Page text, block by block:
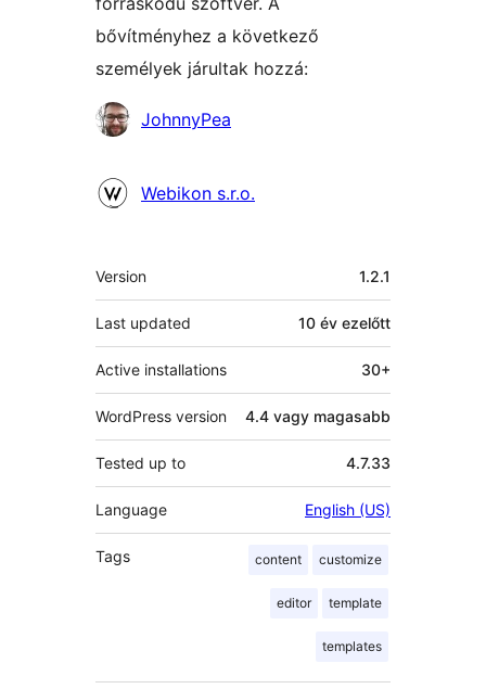
bővítményhez a következő
személyek járultak hozzá:
Közreműködők
JohnnyPea
Webikon s.r.o.
Meta
Version 1.2.1
Last updated 10 év ezelőtt
Active installations 30+
WordPress version 4.4 vagy magasabb
Tested up to 4.7.33
Language English (US)
Tags content customize
editor template
templates